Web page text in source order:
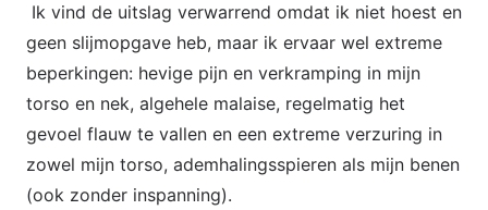
Ik vind de uitslag verwarrend omdat ik niet hoest en
geen slijmopgave heb, maar ik ervaar wel extreme
beperkingen: hevige pijn en verkramping in mijn
torso en nek, algehele malaise, regelmatig het
gevoel flauw te vallen en een extreme verzuring in
zowel mijn torso, ademhalingsspieren als mijn benen
(ook zonder inspanning).